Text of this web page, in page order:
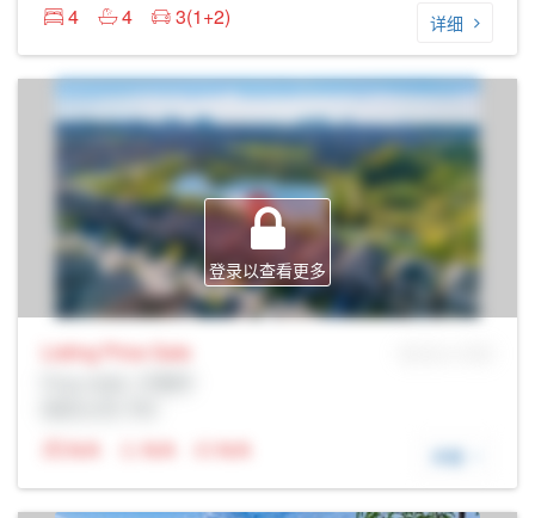
4
4 3(1+2) 详细
登录以查看更多
Listing Price Sale
N/A
N/A N/A 详细